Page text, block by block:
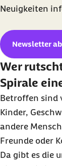
Neuigkeiten
Newsletter
Wer
Spirale
Betroffen sind
Kinder,
andere
Freunde oder
Da gibt es die